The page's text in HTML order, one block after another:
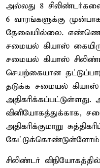
அல்லது 8
6 வாரங்களுக்கு
தேவையில்லை.
சமையல் கியாஸ்
சமையல் கியாஸ்
செயற்கையான
தடுக்க சமையல்
வினியோகத்துக்காக,
அதிகரிக்குமாறு
சிலிண்டர்